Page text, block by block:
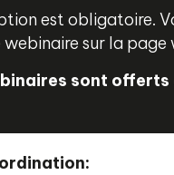
est obligatoire.
sur la
sont